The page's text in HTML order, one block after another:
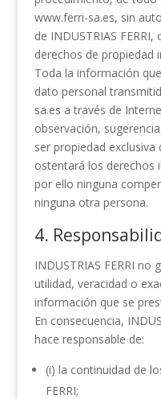
www.ferri-sa.es, sin
de INDUSTRIAS
derechos de propiedad
Toda la información
dato personal
sa.es a través de
observación,
ser propiedad exclusiva
ostentará los derechos
por ello ninguna
ninguna otra persona.
4.
INDUSTRIAS FERRI no
utilidad, veracidad o
información que se
En consecuencia,
hace responsable de:
(i) la continuidad de
FERRI;